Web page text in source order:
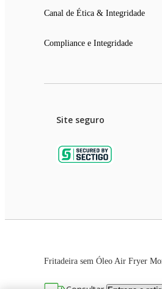
Canal de Ética & Integridade
Compliance e Integridade
Site seguro
As imagens dos